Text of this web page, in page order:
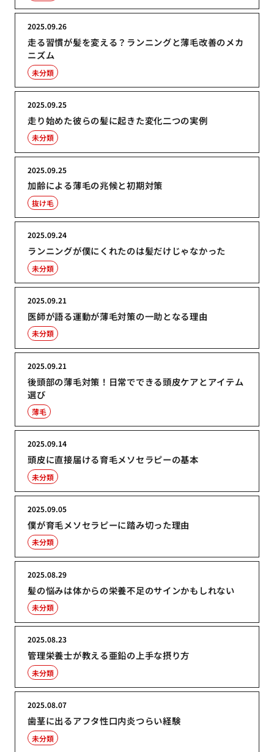
走る習慣が髪を変える？ランニングと薄毛改善のメカ
ニズム
2025.09.26
未分類
走り始めた彼らの髪に起きた変化二つの実例
2025.09.25
未分類
加齢による薄毛の兆候と初期対策
2025.09.25
抜け毛
ランニングが僕にくれたのは髪だけじゃなかった
2025.09.24
未分類
医師が語る運動が薄毛対策の一助となる理由
2025.09.21
未分類
後頭部の薄毛対策！日常でできる頭皮ケアとアイテム
選び
2025.09.21
薄毛
頭皮に直接届ける育毛メソセラピーの基本
2025.09.14
未分類
僕が育毛メソセラピーに踏み切った理由
2025.09.05
未分類
髪の悩みは体からの栄養不足のサインかもしれない
2025.08.29
未分類
管理栄養士が教える亜鉛の上手な摂り方
2025.08.23
未分類
歯茎に出るアフタ性口内炎つらい経験
2025.08.07
未分類